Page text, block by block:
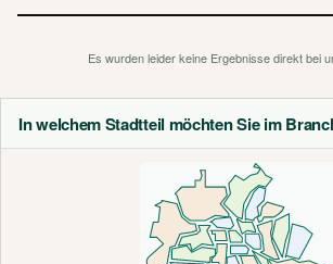
In welchem Stadtteil möchten Sie im
Es wurden leider keine Ergebnisse direkt bei